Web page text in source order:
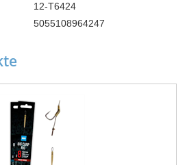
12-T6424
5055108964247